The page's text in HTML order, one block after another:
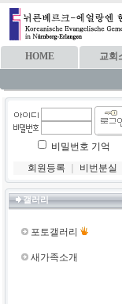
HOME 교회
비밀번호 기억
회원등록
비번분실
갤러리
포토갤러리
새가족소개